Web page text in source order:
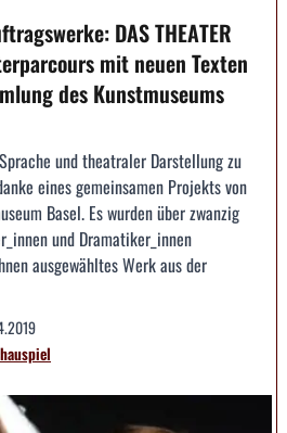
DAS THEATER
mit neuen Texten
des Kunstmuseums
und theatraler Darstellung zu
eines gemeinsamen Projekts von
Basel. Es wurden über zwanzig
und Dramatiker_innen
ausgewähltes Werk aus der